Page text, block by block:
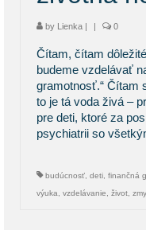
by Lienka | | 0
Čítam, čítam
budeme vzdelávať
gramotnosť.“ Čítam
to je tá voda živá –
pre deti, ktoré za
psychiatrii so
budúcnosť deti finančná
výuka
vzdelávanie život